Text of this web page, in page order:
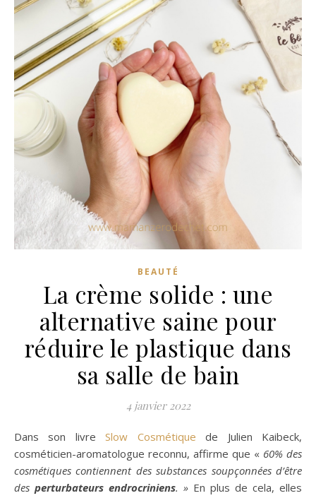
BEAUTÉ
La crème solide : une
alternative saine pour
réduire le plastique dans
sa salle de bain
4 janvier 2022
Dans son livreSlow Cosmétique de Julien Kaibeck,
cosméticien-aromatologue reconnu, affirme que « 60% des
cosmétiques contiennent des substances soupçonnées d’être
des perturbateurs endrocriniens. » En plus de cela, elles